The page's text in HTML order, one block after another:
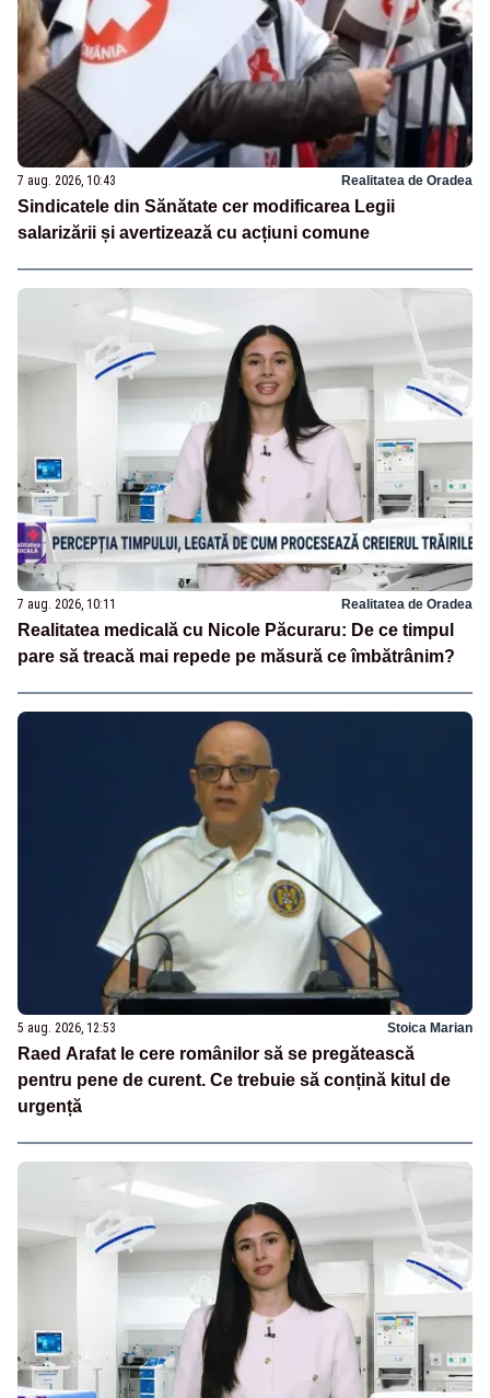
7 aug. 2026, 10:43 Realitatea de Oradea
Sindicatele din Sănătate cer modificarea Legii
salarizării și avertizează cu acțiuni comune
7 aug. 2026, 10:11 Realitatea de Oradea
Realitatea medicală cu Nicole Păcuraru: De ce timpul
pare să treacă mai repede pe măsură ce îmbătrânim?
5 aug. 2026, 12:53 Stoica Marian
Raed Arafat le cere românilor să se pregătească
pentru pene de curent. Ce trebuie să conțină kitul de
urgență